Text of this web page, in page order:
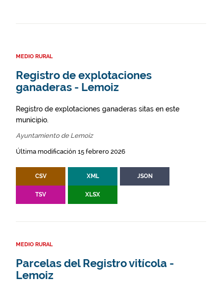
MEDIO RURAL
Registro de explotaciones
ganaderas - Lemoiz
Registro de explotaciones ganaderas sitas en este
municipio.
Ayuntamiento de Lemoiz
Última modificación 15 febrero 2026
CSV XML JSON
TSV XLSX
MEDIO RURAL
Parcelas del Registro vitícola -
Lemoiz